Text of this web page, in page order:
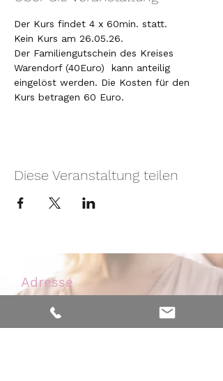
Der Kurs findet 4 x 60min. statt.
Kein Kurs am 26.05.26.
Der Familiengutschein des Kreises
Warendorf (40Euro)  kann anteilig
eingelöst werden. Die Kosten für den
Kurs betragen 60 Euro.
Diese Veranstaltung teilen
Adresse
Nelkenweg 6